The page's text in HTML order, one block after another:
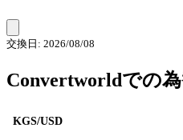
交換日: 2026/08/08
Convertworldでの
KGS/USD